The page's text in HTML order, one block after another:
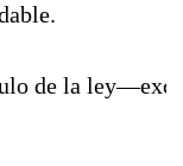
de la